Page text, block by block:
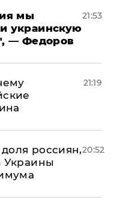
мы
украинскую
— Федоров
21:53
21:19
россиян,
Украины
20:52